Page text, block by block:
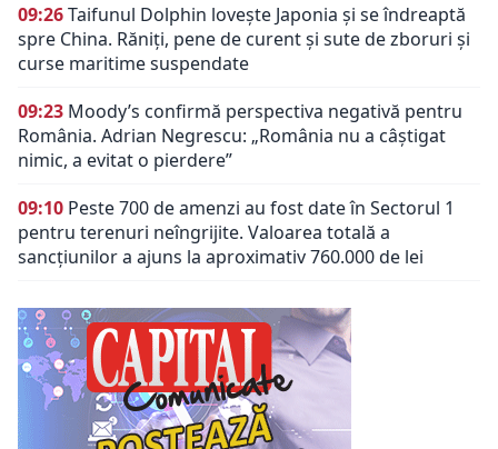
09:26Taifunul Dolphin lovește Japonia și se îndreaptă
spre China. Răniți, pene de curent și sute de zboruri și
curse maritime suspendate
09:23 Moody’s confirmă perspectiva negativă pentru
România. Adrian Negrescu: „România nu a câștigat
nimic, a evitat o pierdere”
09:10 Peste 700 de amenzi au fost date în Sectorul 1
pentru terenuri neîngrijite. Valoarea totală a
sancțiunilor a ajuns la aproximativ 760.000 de lei